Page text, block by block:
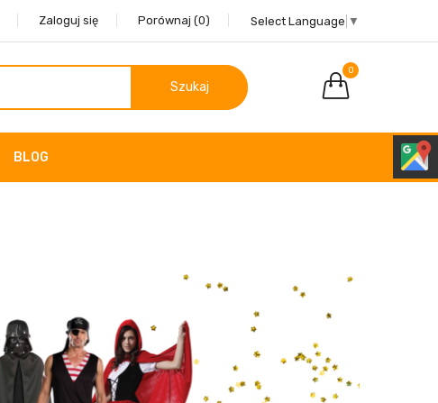
Zaloguj się Porównaj (0) Select Language ▼
0
Szukaj
BLOG